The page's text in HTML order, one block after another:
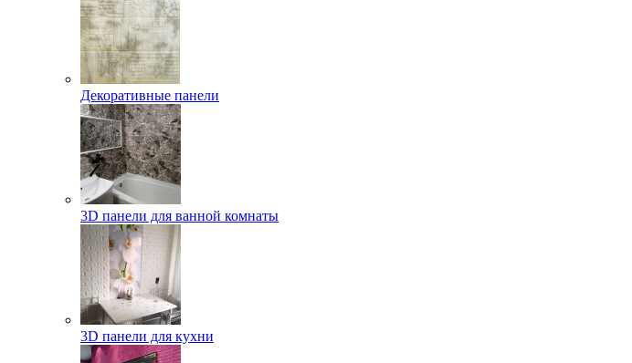
Декоративные панели
3D панели для ванной комнаты
3D панели для кухни